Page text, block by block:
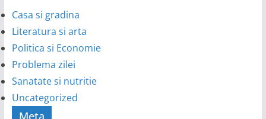
Casa si gradina
Literatura si arta
Politica si Economie
Problema zilei
Sanatate si nutritie
Uncategorized